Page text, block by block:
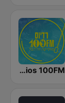
Radios 100FM (רדיוס)